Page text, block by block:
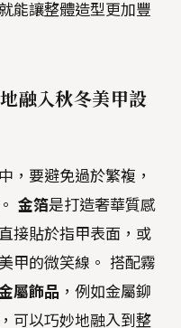
能讓整體造型更加豐
融入秋冬美甲設
，要避免過於繁複，
金箔是打造奢華質感
接貼於指甲表面，或
甲的微笑線。 搭配霧
屬飾品 ，例如金屬鉚
可以巧妙地融入到整